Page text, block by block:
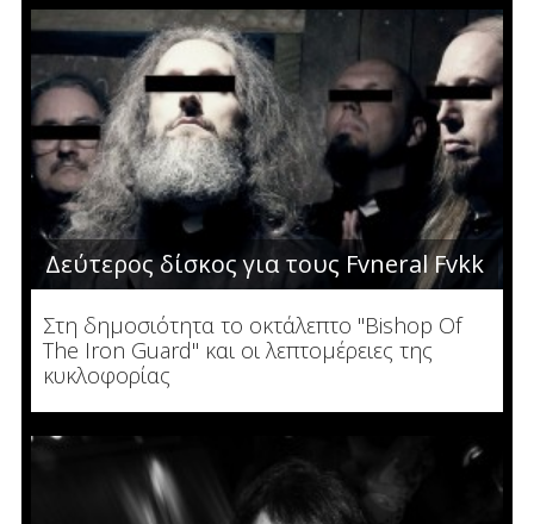
Δεύτερος δίσκος για τους Fvneral Fvkk
Στη δημοσιότητα το οκτάλεπτο "Bishop Of
The Iron Guard" και οι λεπτομέρειες της
κυκλοφορίας